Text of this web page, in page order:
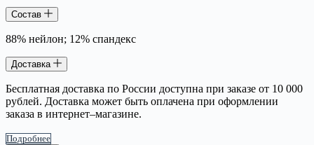
Состав
88% нейлон; 12% спандекс
Доставка
Бесплатная доставка по России доступна при заказе от 10 000
рублей. Доставка может быть оплачена при оформлении
заказа в интернет–магазине.
Подробнее